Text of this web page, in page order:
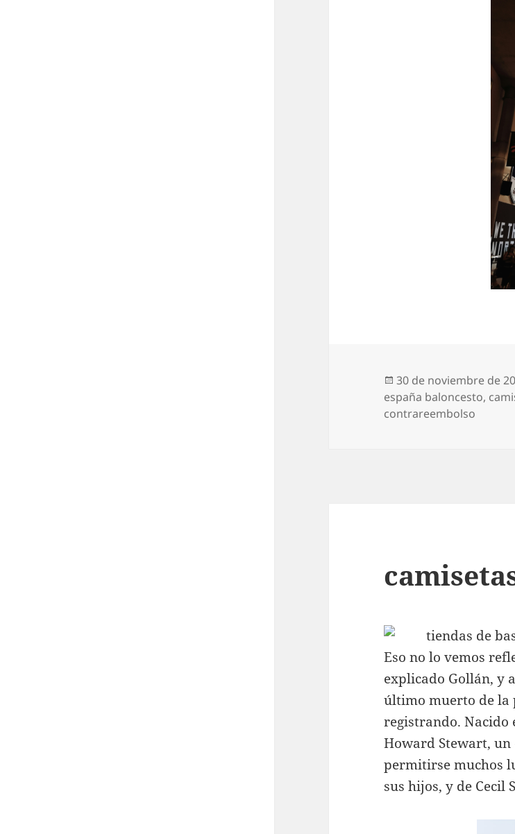
Publicado
el
30 de noviembre de
españa baloncesto,
contrareembolso
Eso no lo vemos
explicado Gollán, y
último muerto de la
registrando. Nacido
Howard Stewart,
permitirse muchos
sus hijos, y de Cecil